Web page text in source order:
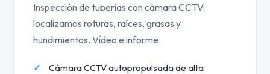
Inspección de tuberías con cámara CCTV:
localizamos roturas, raíces, grasas y
hundimientos. Vídeo e informe.
Cámara CCTV autopropulsada de alta